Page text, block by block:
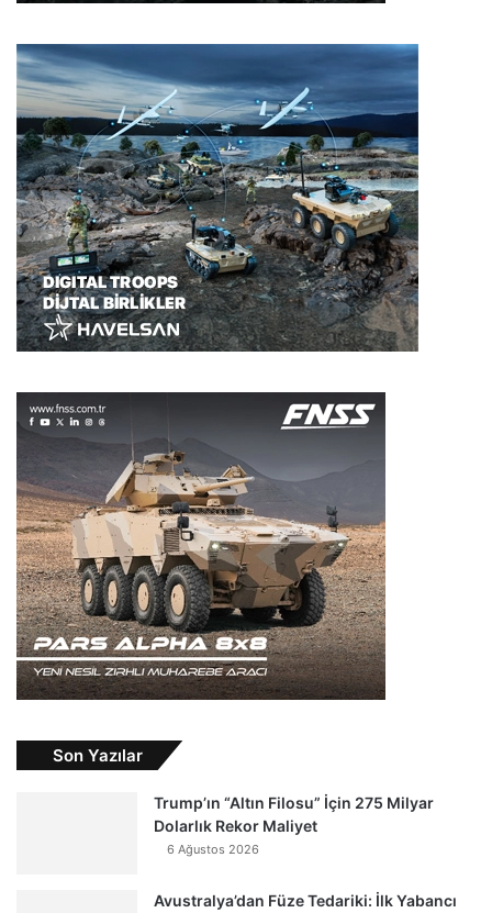
Son Yazılar
Trump’ın “Altın Filosu” İçin 275 Milyar
Dolarlık Rekor Maliyet
6 Ağustos 2026
Avustralya’dan Füze Tedariki: İlk Yabancı